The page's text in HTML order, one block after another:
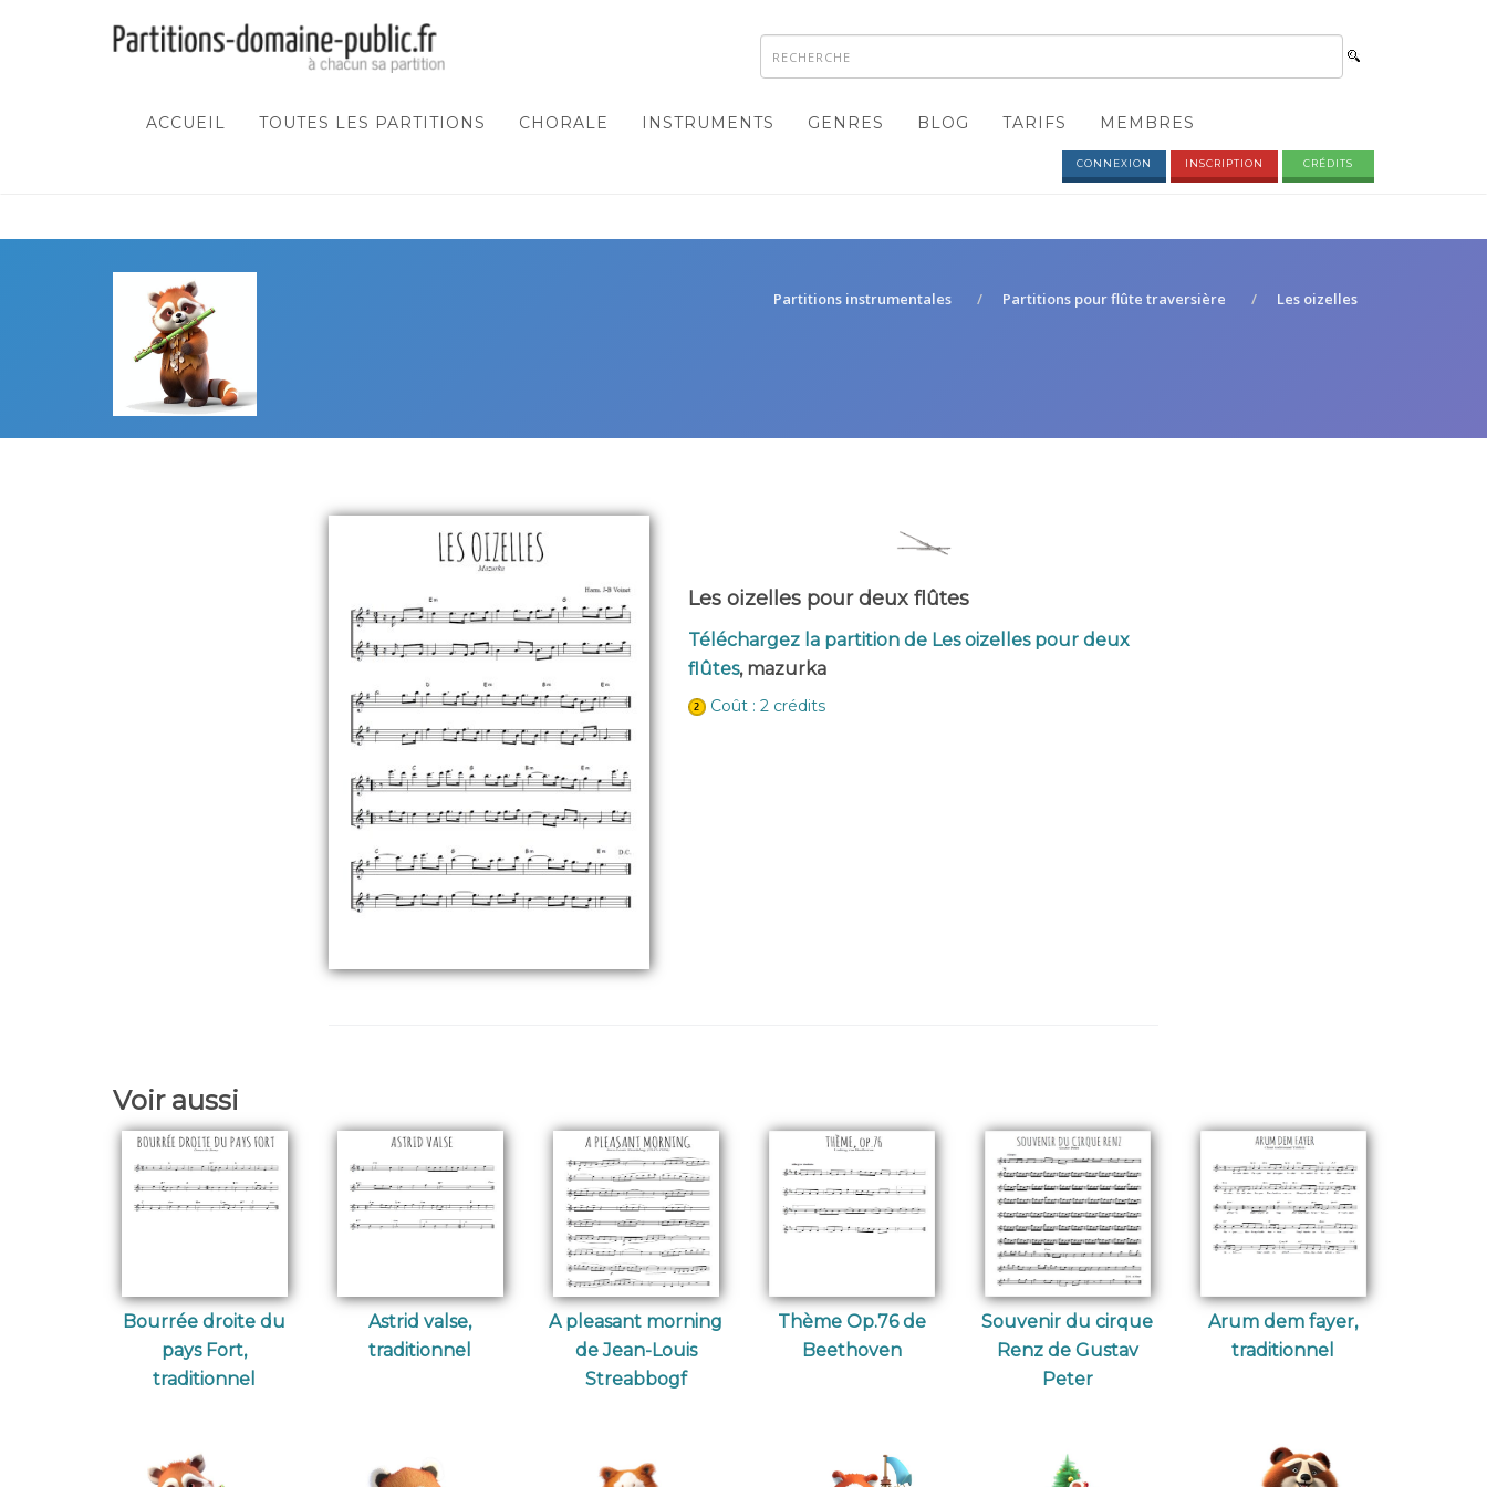
ACCUEIL TOUTES LES PARTITIONS CHORALE INSTRUMENTS GENRES BLOG TARIFS MEMBRES
CONNEXION INSCRIPTION CRÉDITS
Partitions instrumentales Partitions pour flûte traversière Les oizelles
Les oizelles pour deux flûtes
Téléchargez la partition de Les oizelles pour deux
flûtes, mazurka
Coût : 2 crédits
Voir aussi
Bourrée droite du
pays Fort,
traditionnel
Astrid valse,
traditionnel
A pleasant morning
de Jean-Louis
Streabbogf
Thème Op.76 de
Beethoven
Souvenir du cirque
Renz de Gustav
Peter
Arum dem fayer,
traditionnel